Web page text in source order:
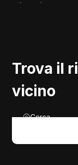
Trova il
vicino
Cerca